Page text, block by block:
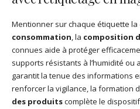
Mentionner sur chaque étiquette la
consommation, la composition
connues aide à protéger
supports résistants à l’humidité
garantit la tenue des informations
renforcer la vigilance, la formation
des produitscomplète le